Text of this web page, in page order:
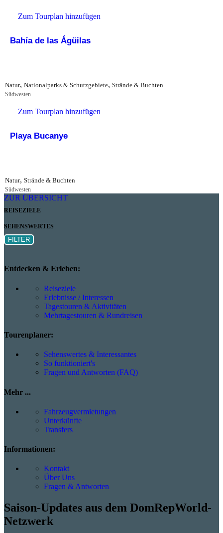
Zum Tourplan hinzufügen
Bahía de las Ágüilas
Natur, Nationalparks & Schutzgebiete, Strände & Buchten
Südwesten
Zum Tourplan hinzufügen
Playa Bucanye
Natur, Strände & Buchten
Südwesten
ZUR ÜBERSICHT
REISEZIELE
SEHENSWERTES
FILTER
Entdecken & Erleben:
Reiseziele
Erlebnisse / Interessen
Tagestouren & Aktivitäten
Mehrtagestouren & Rundreisen
Tourenplaner:
Sehenswertes & Interessantes
So funktioniert's
Fragen und Antworten (FAQ)
Mehr ...
Fahrzeugvermietungen
Unterkünfte
Transfers
Informationen:
Kontakt
Über Uns
Fragen & Antworten
Saison-Updates aus dem DomRepWorld-
Netzwerk